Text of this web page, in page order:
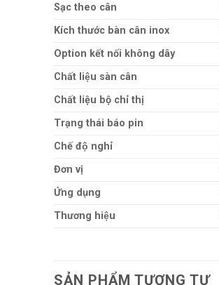
Sạc theo cân
Kích thước bàn cân inox
Option kết nối không dây
Chất liệu sàn cân
Chất liệu bộ chỉ thị
Trạng thái báo pin
Chế độ nghỉ
Đơn vị
Ứng dụng
Thương hiệu
SẢN PHẨM TƯƠNG TỰ